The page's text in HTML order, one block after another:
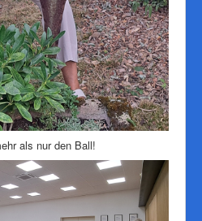
als nur den Ball!